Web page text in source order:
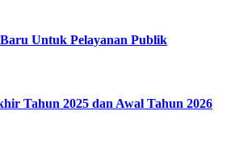
Untuk Pelayanan Publik
Tahun 2025 dan Awal Tahun 2026